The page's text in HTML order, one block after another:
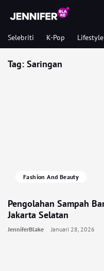
Selebriti K-Pop Lifestyle
Tag: Saringan
Fashion And Beauty
Pengolahan Sampah
Jakarta Selatan
JenniferBlake Januari 28, 2026